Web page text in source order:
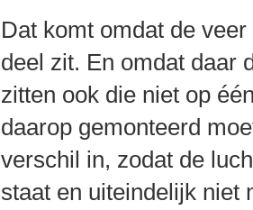
Dat komt omdat de
deel zit. En omdat daar
zitten ook die niet op
daarop gemonteerd
verschil in, zodat de
staat en uiteindelijk niet